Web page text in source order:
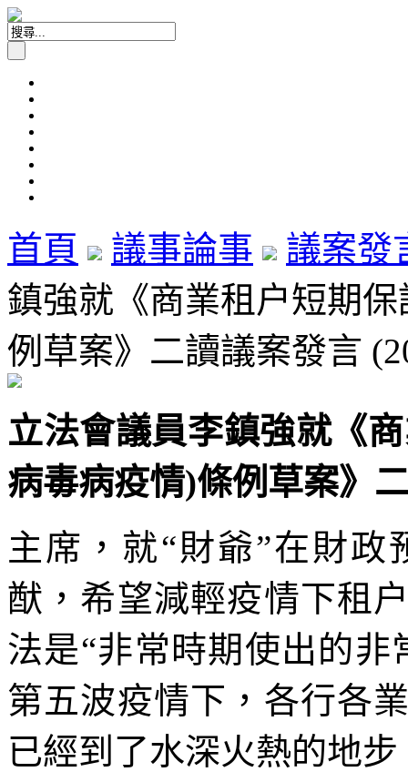
首頁 議事論事
議案發
鎮強就《商業租户短期
例草案》二讀議案發言
立法會議員李鎮強就《
病毒病疫情)條例草案》
主席，就“財爺”在財
猷，希望減輕疫情下租
法是“非常時期使出的
第五波疫情下，各行各
已經到了水深火熱的地